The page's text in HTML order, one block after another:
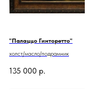
"Палаццо Гинторетто"
холст/масло/подрамник
135 000 р.